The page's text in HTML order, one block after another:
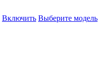
Включить Выберите модель